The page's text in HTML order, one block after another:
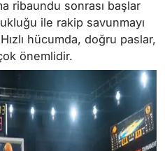
ribaundu sonrası başlar
ile rakip savunmayı
hücumda, doğru paslar,
önemlidir.